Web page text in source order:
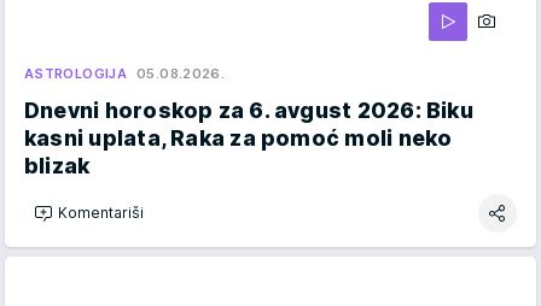
ASTROLOGIJA 05.08.2026.
Dnevni horoskop za 6. avgust 2026: Biku
kasni uplata, Raka za pomoć moli neko
blizak
Komentariši